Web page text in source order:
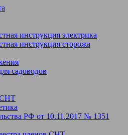
инструкция электрика
инструкция сторожа
садоводов
СНТ
РФ от 10.11.2017 № 1351